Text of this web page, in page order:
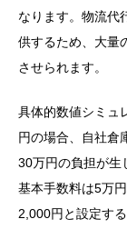
なります。物流代
供するため、大量
させられます。
具体的数値シミュ
円の場合、自社倉
30万円の負担が生
基本手数料は5万
2,000円と設定する